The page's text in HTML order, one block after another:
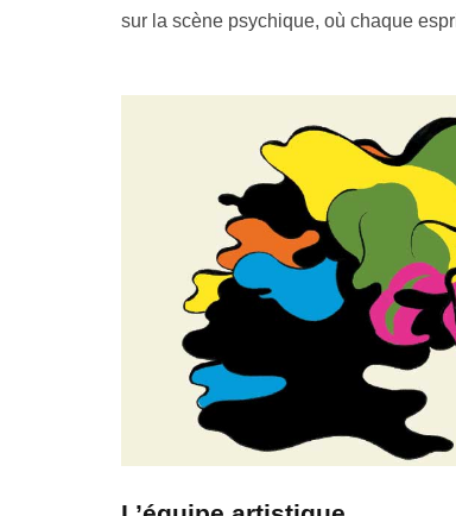
sur la scène psychique, où chaque